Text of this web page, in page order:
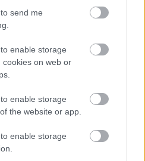
send me
enable storage
cookies on web or
enable storage
the website or app.
enable storage
nem világos, hogy
az állam.
hogy szabad
vagy oda, eddig nem
áramszolgáltatók a
valószínűleg az az oka,
ez a szektor. Persze az
hogy nem üzleti alapon
de a beruházásokba
(több)százmilliárdnyi